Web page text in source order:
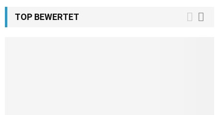
TOP BEWERTET